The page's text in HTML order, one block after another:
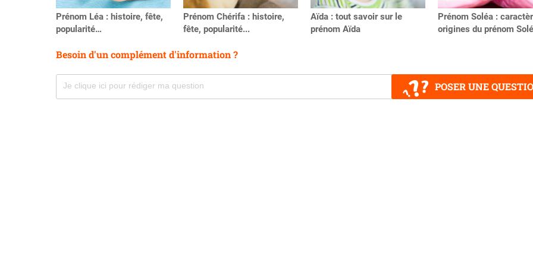
Prénom Léa : histoire, fête,
popularité…
Prénom Chérifa : histoire,
fête, popularité...
Aïda : tout savoir sur le
prénom Aïda
Prénom Soléa :
origines du prénom
Besoin d'un complément d'information ?
POSER UNE